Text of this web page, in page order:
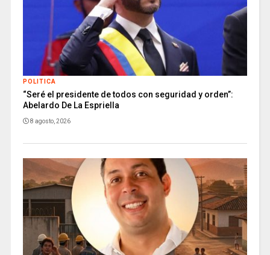
POLITICA
“Seré el presidente de todos con seguridad y orden”:
Abelardo De La Espriella
8 agosto, 2026